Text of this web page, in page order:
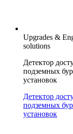
Upgrades &
solutions
Детектор
подземных
установок
Детектор
подземных
установок